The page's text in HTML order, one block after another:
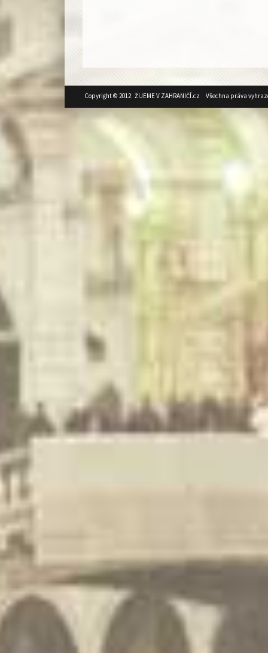
Copyright © 2012 ŽIJEME V ZAHRANIČÍ.cz Všechna práva